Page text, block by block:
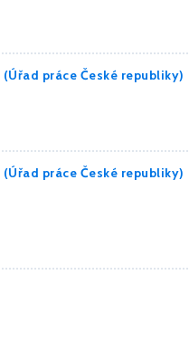
práce České republiky)
práce České republiky)